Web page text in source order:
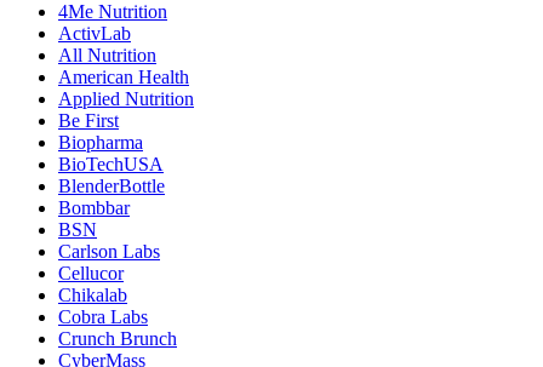
4Me Nutrition
ActivLab
All Nutrition
American Health
Applied Nutrition
Be First
Biopharma
BioTechUSA
BlenderBottle
Bombbar
BSN
Carlson Labs
Cellucor
Chikalab
Cobra Labs
Crunch Brunch
CyberMass